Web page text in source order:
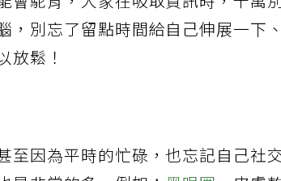
會駝背，大家在吸取資訊時，千萬別
別忘了留點時間給自己伸展一下、
放鬆！
至因為平時的忙碌，也忘記自己社